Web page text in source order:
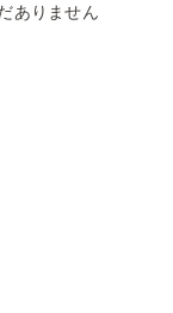
ありません